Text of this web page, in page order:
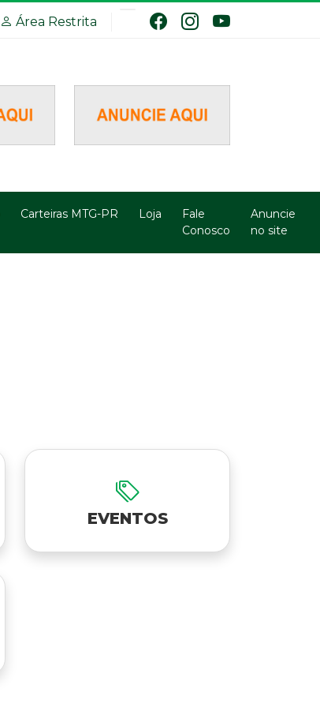
Área Restrita
Carteiras MTG-PR Loja
Fale
Conosco
Anuncie
no site
EVENTOS